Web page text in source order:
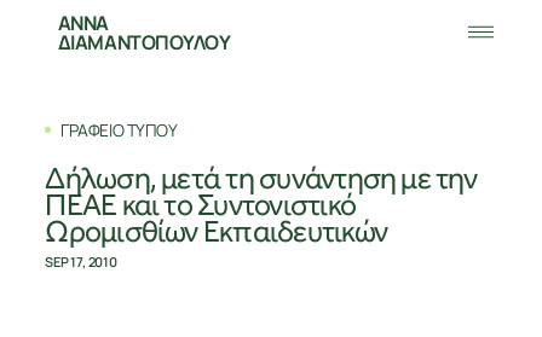
ΑΝΝΑ
ΔΙΑΜΑΝΤΟΠΟΥΛΟΥ
ΓΡΑΦΕΙΟ ΤΥΠΟΥ
Δήλωση, μετά τη συνάντηση με την
ΠΕΑΕ και το Συντονιστικό
Ωρομισθίων Εκπαιδευτικών
SEP 17, 2010